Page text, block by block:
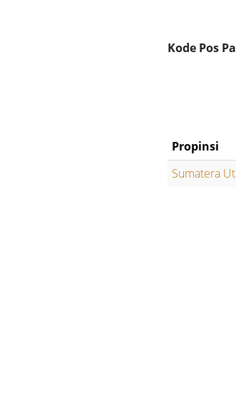
Kode Pos
Propinsi
Sumatera